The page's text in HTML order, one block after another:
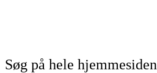
Søg på hele hjemmesiden